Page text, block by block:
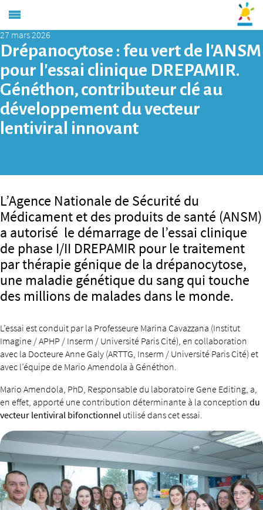
27 mars 2026
Drépanocytose : feu vert de l’ANSM
pour l’essai clinique DREPAMIR.
Généthon, contributeur clé au
développement du vecteur
lentiviral innovant
L’Agence Nationale de Sécurité du
Médicament et des produits de santé (ANSM)
a autorisé le démarrage de l’essai clinique
de phase I/II DREPAMIR pour le traitement
par thérapie génique de la drépanocytose,
une maladie génétique du sang qui touche
des millions de malades dans le monde.
L’essai est conduit par la Professeure Marina Cavazzana (Institut
Imagine / APHP / Inserm / Université Paris Cité), en collaboration
avec la Docteure Anne Galy (ARTTG, Inserm / Université Paris Cité) et
avec l’équipe de Mario Amendola à Généthon.
Mario Amendola, PhD, Responsable du laboratoire Gene Editing, a,
en effet, apporté une contribution déterminante à la conception du
vecteur lentiviral bifonctionnel utilisé dans cet essai.